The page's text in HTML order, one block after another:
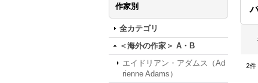
作家別
全カテゴリ
＜海外の作家＞ A・B
エイドリアン・アダムス（Ad
rienne Adams）
2件